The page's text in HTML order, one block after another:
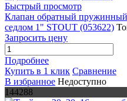
Быстрый просмотр
Клапан обратный
седлом 1" STOUT (053622)
Запросить цену
Подробнее
Купить в 1 клик Сравнение
В избранное Недоступно
144288